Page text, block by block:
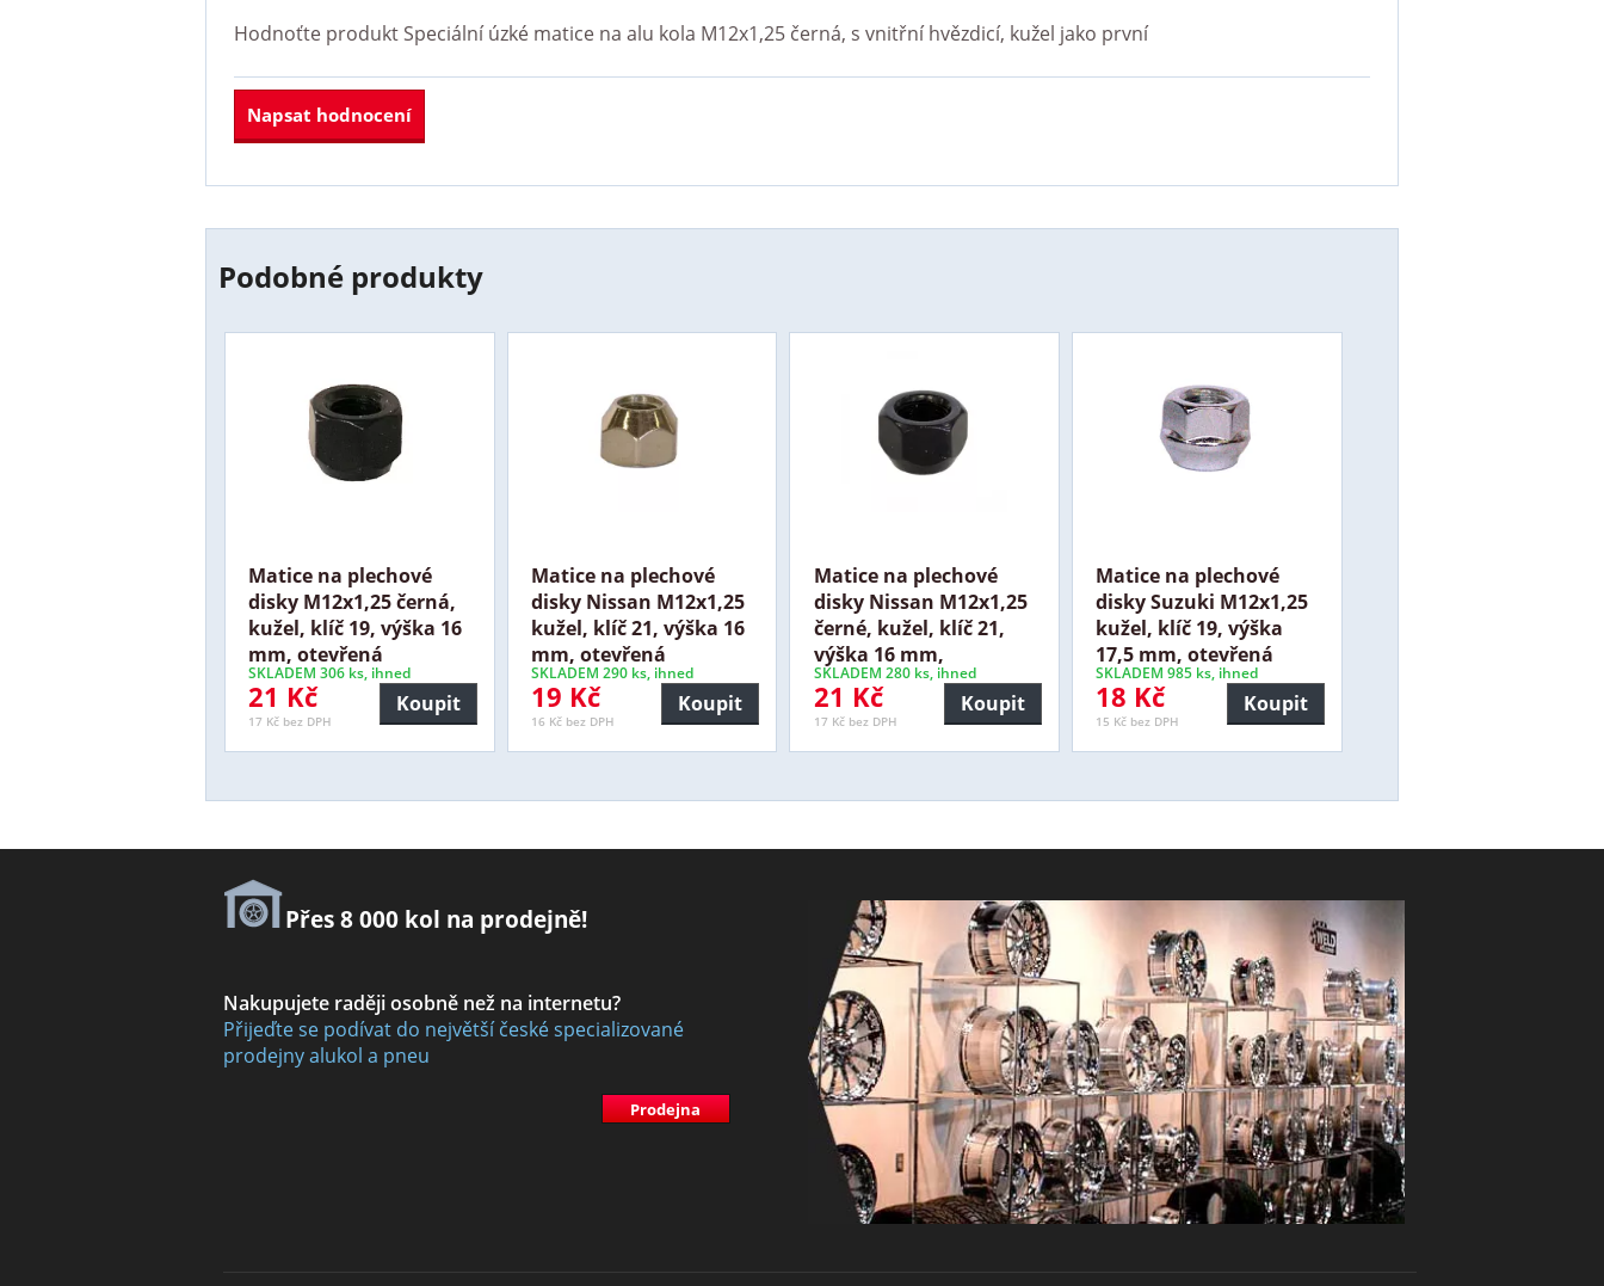
Hodnoťte produktSpeciální úzké matice na alu kola M12x1,25 černá, s vnitřní hvězdicí, kužel jako první
Napsat hodnocení
Podobné produkty
Matice na plechové
disky M12x1,25 černá,
kužel, klíč 19, výška 16
mm, otevřená
SKLADEM 306 ks, ihned
21 Kč
17 Kč bez DPH
Koupit
Matice na plechové
disky Nissan M12x1,25
kužel, klíč 21, výška 16
mm, otevřená
SKLADEM 290 ks, ihned
19 Kč
16 Kč bez DPH
Koupit
Matice na plechové
disky Nissan M12x1,25
černé, kužel, klíč 21,
výška 16 mm,
SKLADEM 280 ks, ihned
21 Kč
17 Kč bez DPH
Koupit
Matice na plechové
disky Suzuki M12x1,25
kužel, klíč 19, výška
17,5 mm, otevřená
SKLADEM 985 ks, ihned
18 Kč
15 Kč bez DPH
Koupit
Přes 8 000 kol na prodejně!
Nakupujete raději osobně než na internetu?
Přijeďte se podívat do největší české specializované
prodejny alukol a pneu
Prodejna